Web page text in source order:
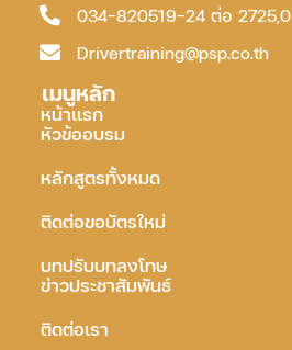
034-820519-24 ต่อ 2725,0
Drivertraining@psp.co.th
เมนูหลัก
หน้าแรก
หัวข้ออบรม
หลักสูตรทั้งหมด
ติดต่อขอบัตรใหม่
บทปรับบทลงโทษ
ข่าวประชาสัมพันธ์
ติดต่อเรา